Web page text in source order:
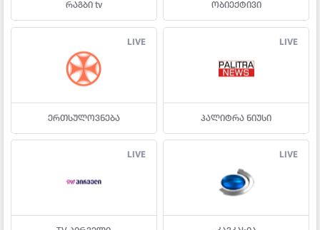
რაგბი tv ობიექტივი
LIVE
ერთსულოვნება
LIVE
პალიტრა ნიუსი
LIVE LIVE